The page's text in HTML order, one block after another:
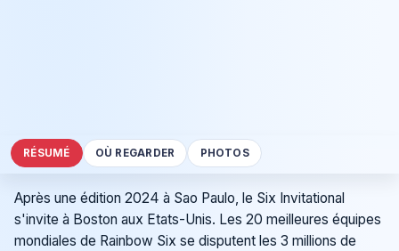
RÉSUMÉ OÙ REGARDER PHOTOS
Après une édition 2024 à Sao Paulo, le Six Invitational
s'invite à Boston aux Etats-Unis. Les 20 meilleures équipes
mondiales de Rainbow Six se disputent les 3 millions de